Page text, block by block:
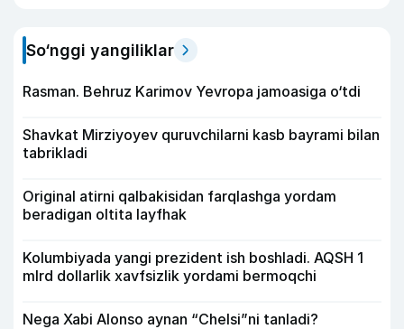
So‘nggi yangiliklar
Rasman. Behruz Karimov Yevropa jamoasiga o‘tdi
Shavkat Mirziyoyev quruvchilarni kasb bayrami bilan
tabrikladi
Original atirni qalbakisidan farqlashga yordam
beradigan oltita layfhak
Kolumbiyada yangi prezident ish boshladi. AQSH 1
mlrd dollarlik xavfsizlik yordami bermoqchi
Nega Xabi Alonso aynan “Chelsi”ni tanladi?